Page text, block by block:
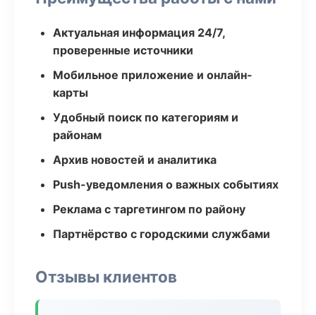
Актуальная информация 24/7,
проверенные источники
Мобильное приложение и онлайн-
карты
Удобный поиск по категориям и
районам
Архив новостей и аналитика
Push-уведомления о важных событиях
Реклама с таргетингом по району
Партнёрство с городскими службами
Отзывы клиентов